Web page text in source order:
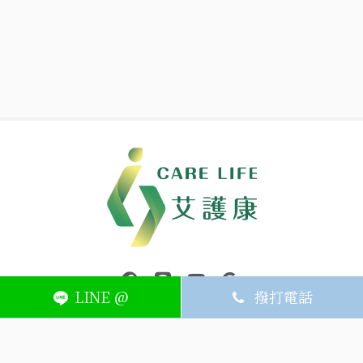
LINE @ 撥打電話
中壢醫療器材｜醫療器材補助｜出院醫療器材｜平鎮醫療器材｜艾
連結到facebook(另開視窗)
連結到Line(另開視窗)
連結到Youtube(另開視窗)
ABOUT